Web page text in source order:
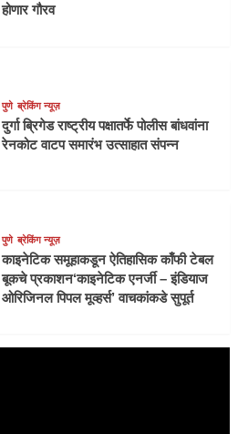
होणार गौरव
पुणे ब्रेकिंग न्यूज़
दुर्गा ब्रिगेड राष्ट्रीय पक्षातर्फे पोलीस बांधवांना
रेनकोट वाटप समारंभ उत्साहात संपन्न
पुणे ब्रेकिंग न्यूज़
काइनेटिक समूहाकडून ऐतिहासिक काँफी टेबल
बूकचे प्रकाशन‘काइनेटिक एनर्जी – इंडियाज
ओरिजिनल पिपल मूव्हर्स’ वाचकांकडे सुपूर्त